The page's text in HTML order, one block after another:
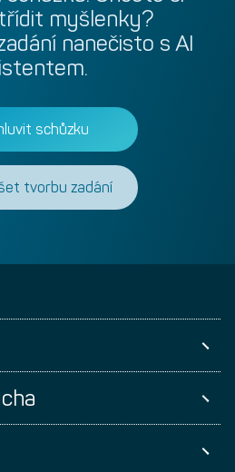
myšlenky?
nanečisto s AI
schůzku
tvorbu zadání